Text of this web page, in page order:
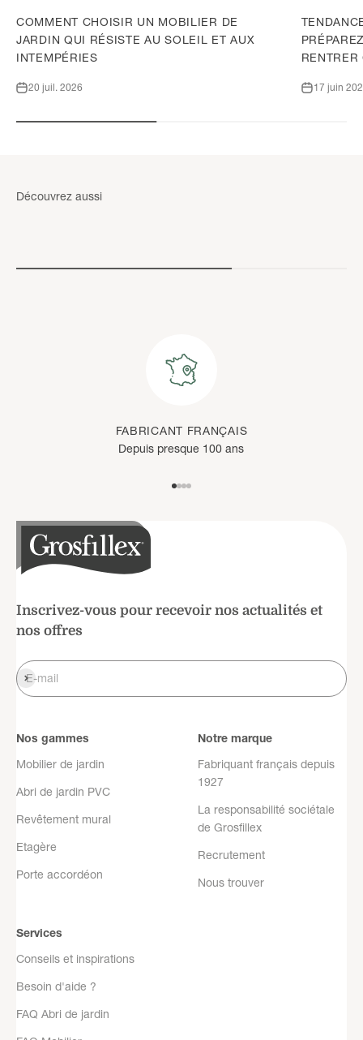
COMMENT CHOISIR UN MOBILIER DE
JARDIN QUI RÉSISTE AU SOLEIL ET AUX
INTEMPÉRIES
20 juil. 2026 17 juin
Découvrez aussi
DÉCOUVRIR
FABRICANT FRANÇAIS
Depuis presque 100 ans
Inscrivez-vous pour recevoir nos actualités et
nos offres
E-mail
S'inscrire
Nos gammes
Mobilier de jardin
Abri de jardin PVC
Revêtement mural
Etagère
Porte accordéon
Notre marque
Fabriquant français depuis
1927
La responsabilité sociétale
de Grosfillex
Recrutement
Nous trouver
Services
Conseils et inspirations
Besoin d'aide ?
FAQ Abri de jardin